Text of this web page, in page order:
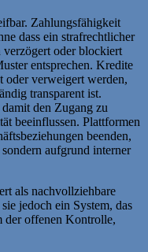
Zahlungsfähigkeit
dass ein strafrechtlicher
oder blockiert
entsprechen. Kredite
oder verweigert werden,
transparent ist.
den Zugang zu
beeinflussen. Plattformen
beenden,
aufgrund interner
als nachvollziehbare
jedoch ein System, das
der offenen Kontrolle,